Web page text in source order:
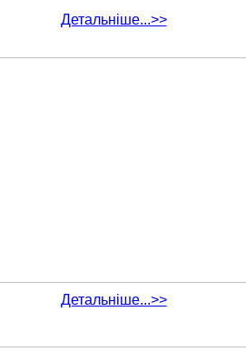
Детальніше...>>
Детальніше...>>